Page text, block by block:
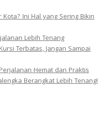
Ini Hal yang Sering Bikin
Lebih Tenang
Terbatas, Jangan Sampai
Hemat dan Praktis
Berangkat Lebih Tenang!